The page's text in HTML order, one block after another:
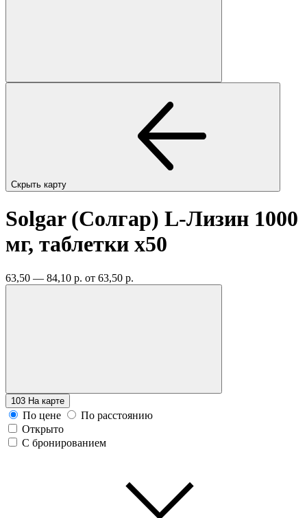
Скрыть карту
Solgar (Солгар) L-Лизин 1000
мг, таблетки x50
63,50 — 84,10 р. от 63,50 р.
103 На карте
По цене
По расстоянию
Открыто
С бронированием